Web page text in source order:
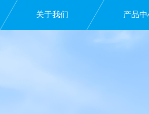
关于我们 产品中